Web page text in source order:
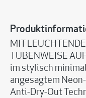
MIT
TUBENWEISE
im stylisch
angesagtem
Anti-Dry-Out